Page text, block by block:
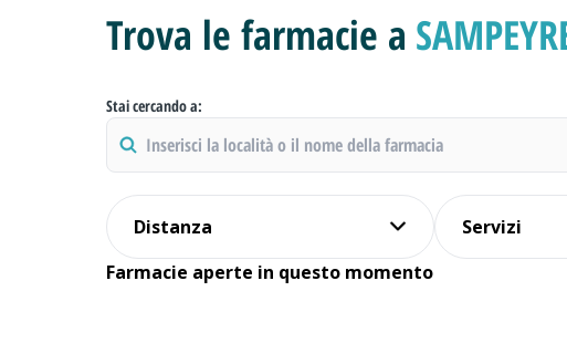
Trova le farmacie a
Stai cercando a:
Distanza
Servizi
Farmacie aperte in questo momento